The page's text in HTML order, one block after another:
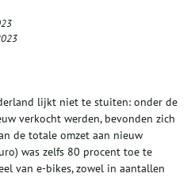
lijkt niet te stuiten: onder de
verkocht werden, bevonden zich
de totale omzet aan nieuw
was zelfs 80 procent toe te
van e-bikes, zowel in aantallen